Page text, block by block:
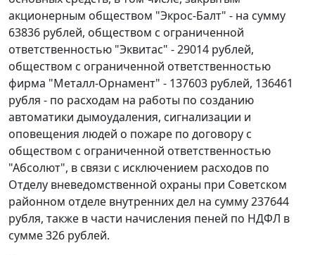
акционерным обществом "Экрос-Балт" - на сумму
63836 рублей, обществом с ограниченной
ответственностью "Эквитас" - 29014 рублей,
обществом с ограниченной ответственностью
фирма "Металл-Орнамент" - 137603 рублей, 136461
рубля - по расходам на работы по созданию
автоматики дымоудаления, сигнализации и
оповещения людей о пожаре по договору с
обществом с ограниченной ответственностью
"Абсолют", в связи с исключением расходов по
Отделу вневедомственной охраны при Советском
районном отделе внутренних дел на сумму 237644
рубля, также в части начисления пеней по НДФЛ в
сумме 326 рублей.